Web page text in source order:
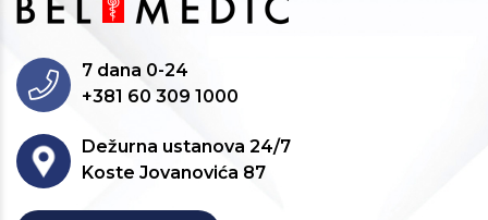
7 dana 0-24
+381 60 309 1000
Dežurna ustanova 24/7
Koste Jovanovića 87